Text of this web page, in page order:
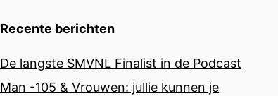
Recente berichten
De langste SMVNL Finalist in de Podcast
Man -105 & Vrouwen: jullie kunnen je